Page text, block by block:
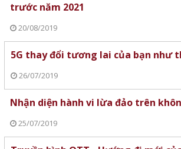
trước năm 2021
20/08/2019
5G thay đổi tương lai của bạn như
26/07/2019
Nhận diện hành vi lừa đảo trên
25/07/2019